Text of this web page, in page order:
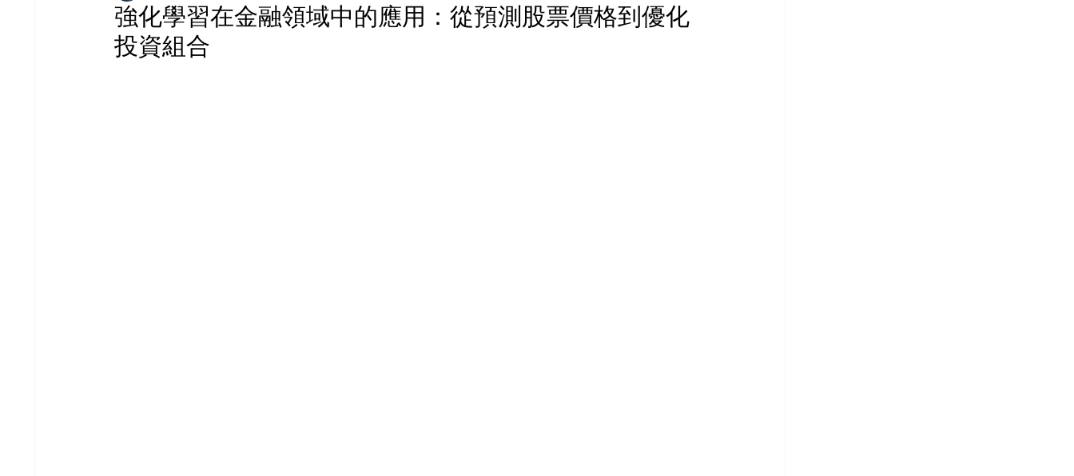
強化學習在金融領域中的應用：從預測股票價格到優化
投資組合